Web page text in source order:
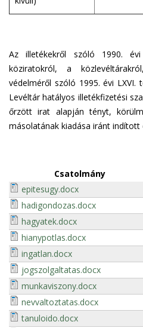
Az illetékekről szóló 1990.
köziratokról, a
védelméről szóló 1995. évi
Levéltár hatályos illetékfizetési
őrzött irat alapján tényt,
másolatának kiadása iránt indított
Csatolmány
epitesugy.docx
hadigondozas.docx
hagyatek.docx
hianypotlas.docx
ingatlan.docx
jogszolgaltatas.docx
munkaviszony.docx
nevvaltoztatas.docx
tanuloido.docx